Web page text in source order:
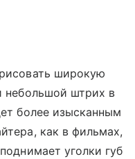
широкую
небольшой штрих в
более изысканным
как в фильмах,
уголки губ